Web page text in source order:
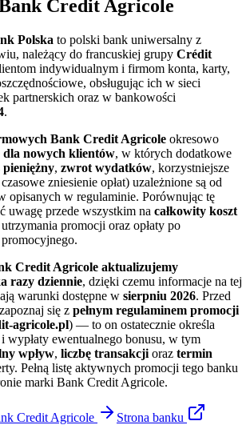
Credit Agricole
Polska to polski bank uniwersalny z
należący do francuskiej grupy Crédit
indywidualnym i firmom konta, karty,
obsługując ich w sieci
partnerskich oraz w bankowości
.
Bank Credit Agricole okresowo
dla nowych klientów, w których dodatkowe
pieniężny, zwrot wydatków, korzystniejsze
zniesienie opłat) uzależnione są od
opisanych w regulaminie. Porównując tę
uwagę przede wszystkim na całkowity koszt
promocji oraz opłaty po
Credit Agricole aktualizujemy
razy dziennie, dzięki czemu informacje na tej
warunki dostępne w sierpniu 2026. Przed
się z pełnym regulaminem promocji
agricole.pl) — to on ostatecznie określa
wypłaty ewentualnego bonusu, w tym
wpływ, liczbę transakcji oraz termin
Pełną listę aktywnych promocji tego banku
marki Bank Credit Agricole.
Credit Agricole Strona banku